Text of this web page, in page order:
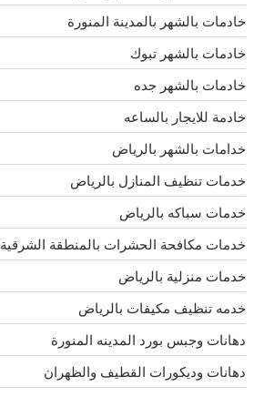
خادمات بالشهر بالمدينة المنورة
خادمات بالشهر تبوك
خادمات بالشهر جده
خادمة للايجار بالساعه
خدامات بالشهر بالرياض
خدمات تنظيف المنازل بالرياض
خدمات سباكه بالرياض
خدمات مكافحة الحشرات بالمنطقة الشرقية
خدمات منزلية بالرياض
خدمه تنظيف مكيفات بالرياض
دهانات وجبس بورد المدينه المنورة
دهانات وديكورات القطيف والظهران